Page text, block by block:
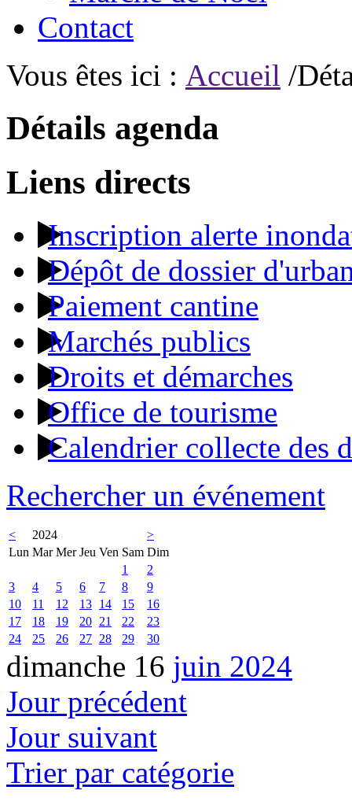
Contact
Vous êtes ici : Accueil /
Détails agenda
Liens directs
Inscription alerte
Dépôt de dossier
Paiement cantine
Marchés publics
Droits et démarches
Office de tourisme
Calendrier collecte des
Rechercher un événement
< 2024
>
Lun Mar Mer Jeu Ven Sam Dim
1
2
3
4 5 6 7 8
9
10
11 12 13 14 15
16
17
18 19 20 21 22
23
24
25 26 27 28 29 30
dimanche 16 juin 2024
Jour précédent
Jour suivant
Trier par catégorie